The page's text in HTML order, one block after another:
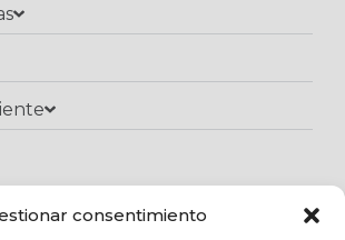
consentimiento